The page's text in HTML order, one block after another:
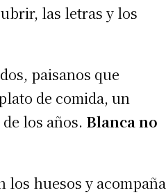
las letras y los
paisanos que
de comida, un
los años. Blanca no
los huesos y acompaña